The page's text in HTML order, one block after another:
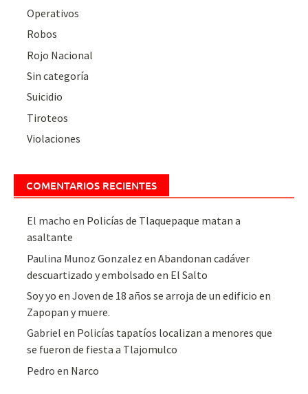
Operativos
Robos
Rojo Nacional
Sin categoría
Suicidio
Tiroteos
Violaciones
COMENTARIOS RECIENTES
El macho en Policías de Tlaquepaque matan a
asaltante
Paulina Munoz Gonzalez enAbandonan cadáver
descuartizado y embolsado en El Salto
Soy yo enJoven de 18 años se arroja de un edificio en
Zapopan y muere.
Gabriel en Policías tapatíos localizan a menores que
se fueron de fiesta a Tlajomulco
Pedro en Narco